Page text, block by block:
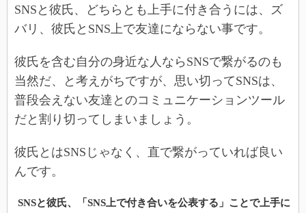
SNSと彼氏、どちらとも上手に付き合うには、ズ
バリ、彼氏とSNS上で友達にならない事です。
彼氏を含む自分の身近な人ならSNSで繋がるのも
当然だ、と考えがちですが、思い切ってSNSは、
普段会えない友達とのコミュニケーションツール
だと割り切ってしまいましょう。
彼氏とはSNSじゃなく、直で繋がっていれば良い
んです。
SNSと彼氏、「SNS上で付き合いを公表する」ことで上手に